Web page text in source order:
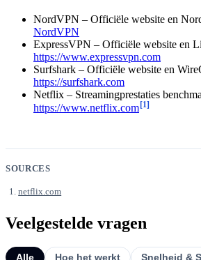
NordVPN – Officiële website en
NordVPN
ExpressVPN – Officiële website en
https://www.expressvpn.com
Surfshark – Officiële website en
https://surfshark.com
Netflix – Streamingprestaties
https://www.netflix.com [1]
SOURCES
netflix.com
Veelgestelde vragen
Alle Hoe het werkt
Snelheid &